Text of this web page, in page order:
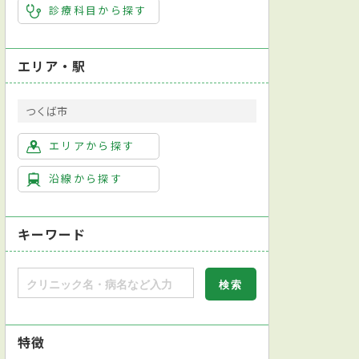
診療科目から探す
エリア・駅
つくば市
エリアから探す
沿線から探す
キーワード
特徴